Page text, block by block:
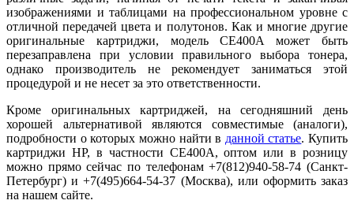
изображениями и таблицами на профессиональном уровне с
отличной передачей цвета и полутонов. Как и многие другие
оригинальные картриджи, модель CE400A может быть
перезаправлена при условии правильного выбора тонера,
однако производитель не рекомендует заниматься этой
процедурой и не несет за это ответственности.
Кроме оригинальных картриджей, на сегодняшний день
хорошей альтернативой являются совместимые (аналоги),
подробности о которых можно найти в данной статье. Купить
картриджи HP, в частности CE400A, оптом или в розницу
можно прямо сейчас по телефонам +7(812)940-58-74 (Санкт-
Петербург) и +7(495)664-54-37 (Москва), или оформить заказ
на нашем сайте.